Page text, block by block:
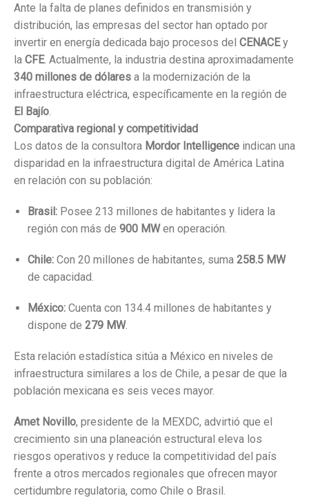
Ante la falta de planes definidos en transmisión y
distribución, las empresas del sector han optado por
invertir en energía dedicada bajo procesos del CENACEy
la CFE. Actualmente, la industria destina aproximadamente
340 millones de dólares a la modernización de la
infraestructura eléctrica, específicamente en la región de
El Bajío
Comparativa regional y competitividad
Los datos de la consultora Mordor Intelligence indican una
disparidad en la infraestructura digital de América Latina
en relación con su población:
Brasil: Posee 213 millones de habitantes y lidera la
región con más de 900 MWen operación
Chile: Con 20 millones de habitantes, suma 258.5 MW
de capacidad
México: Cuenta con 134.4 millones de habitantes y
dispone de 279 MW.
Esta relación estadística sitúa a México en niveles de
infraestructura similares a los de Chile, a pesar de que la
población mexicana es seis veces mayor.
Amet Novillo, presidente de la MEXDC, advirtió que el
crecimiento sin una planeación estructural eleva los
riesgos operativos y reduce la competitividad del país
frente a otros mercados regionales que ofrecen mayor
certidumbre regulatoria, como Chile o Brasil